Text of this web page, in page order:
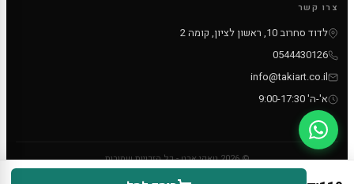
צרו קשר
לדוד סחרוב 10, ראשון לציון, קומה 2
0544430126
info@takiart.co.il
א'-ה' 9:00-17:30
© 2026 טאקי ארט - כל הזכויות שמורות